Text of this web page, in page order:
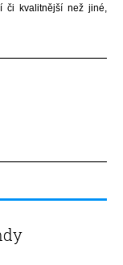
kvalitnější než jiné,